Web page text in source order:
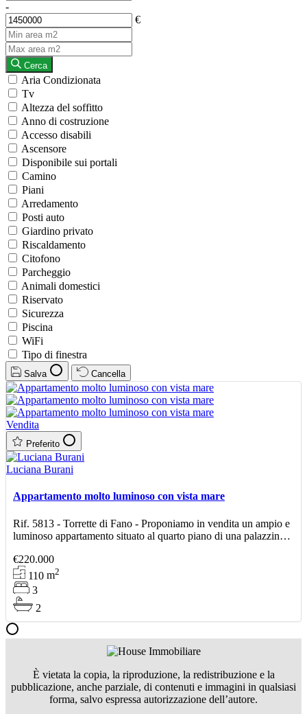
-
€
Cerca
Aria Condizionata
Tv
Altezza del soffitto
Anno di costruzione
Accesso disabili
Ascensore
Disponibile sui portali
Camino
Piani
Arredamento
Posti auto
Giardino privato
Riscaldamento
Citofono
Parcheggio
Animali domestici
Riservato
Sicurezza
Piscina
WiFi
Tipo di finestra
Salva Cancella
Vendita
Preferito
Luciana Burani
Appartamento molto luminoso con vista mare
Rif. 5813 - Torrette di Fano - Proponiamo in vendita un ampio e
luminoso appartamento situato al quarto piano di una palazzina
€220.000
110m2
3
2
È vietata la copia, la riproduzione, la redistribuzione e la
pubblicazione, anche parziale, di contenuti e immagini in qualsiasi
forma, salvo espressa autorizzazione dell’autore.